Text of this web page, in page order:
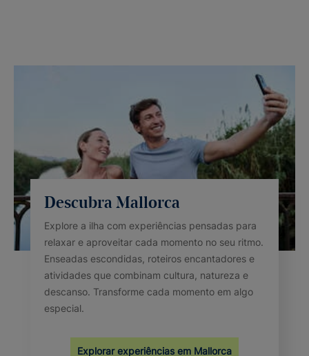
Descubra Mallorca
Explore a ilha com experiências pensadas para
relaxar e aproveitar cada momento no seu ritmo.
Enseadas escondidas, roteiros encantadores e
atividades que combinam cultura, natureza e
descanso. Transforme cada momento em algo
especial.
Explorar experiências em Mallorca